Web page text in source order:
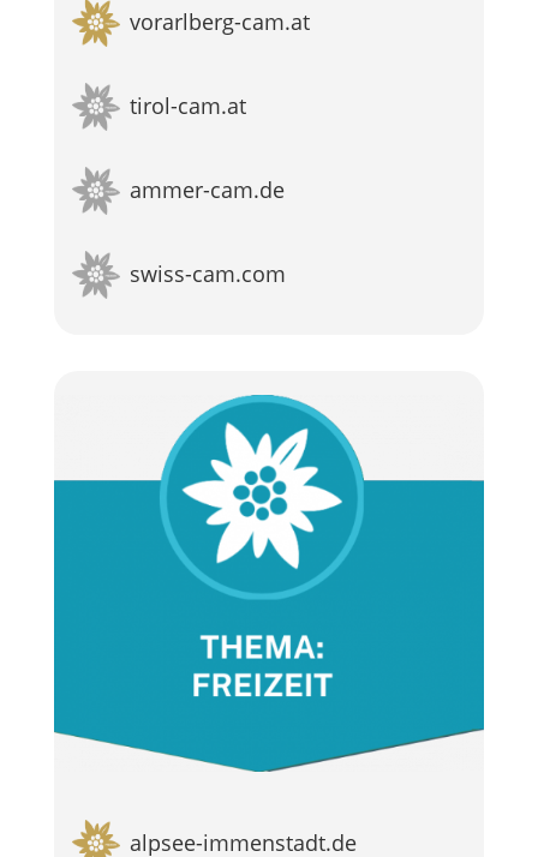
vorarlberg-cam.at
tirol-cam.at
ammer-cam.de
swiss-cam.com
alpsee-immenstadt.de